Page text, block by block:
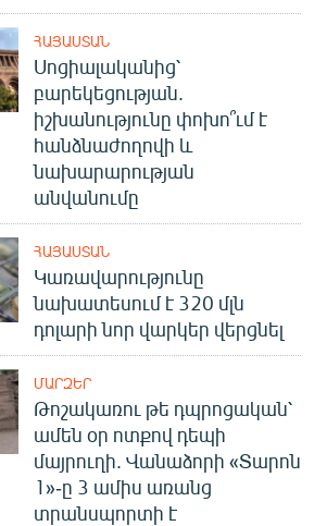
ՀԱՅԱՍՏԱՆ
Սոցիալականից՝
բարեկեցության.
իշխանությունը փոխո՞ւմ է
հանձնաժողովի և
նախարարության
անվանումը
ՀԱՅԱՍՏԱՆ
Կառավարությունը
նախատեսում է 320 մլն
դոլարի նոր վարկեր վերցնել
ՄԱՐԶԵՐ
Թոշակառու թե դպրոցական՝
ամեն օր ոտքով դեպի
մայրուղի. Վանաձորի «Տարոն
1»-ը 3 ամիս առանց
տրանսպորտի է